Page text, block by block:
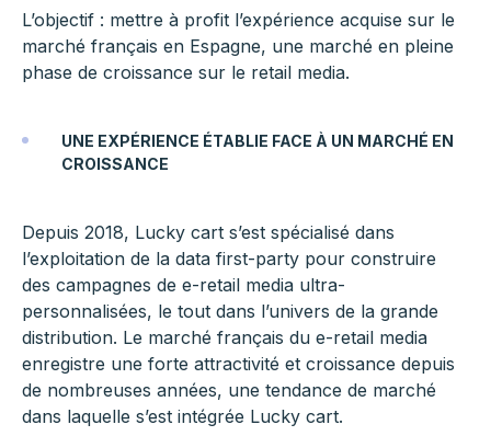
L’objectif : mettre à profit l’expérience acquise sur le
marché français en Espagne, une marché en pleine
phase de croissance sur le retail media.
UNE EXPÉRIENCE ÉTABLIE FACE À UN MARCHÉ EN
CROISSANCE
Depuis 2018, Lucky cart s’est spécialisé dans
l’exploitation de la data first-party pour construire
des campagnes de e-retail media ultra-
personnalisées, le tout dans l’univers de la grande
distribution. Le marché français du e-retail media
enregistre une forte attractivité et croissance depuis
de nombreuses années, une tendance de marché
dans laquelle s’est intégrée Lucky cart.